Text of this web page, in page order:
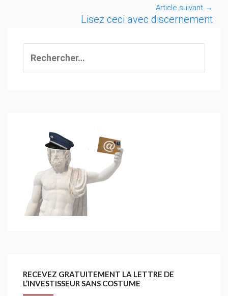
Article suivant →
Lisez ceci avec discernement
RECEVEZ GRATUITEMENT LA LETTRE DE
L’INVESTISSEUR SANS COSTUME